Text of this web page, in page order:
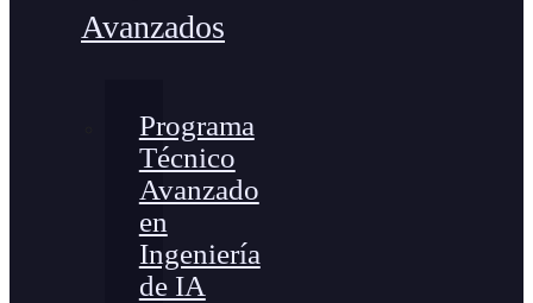
Avanzados
Programa
Técnico
Avanzado
en
Ingeniería
de IA